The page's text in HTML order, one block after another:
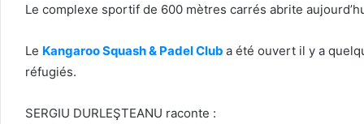
Le complexe sportif de 600 mètres carrés abrite
Le Kangaroo Squash & Padel Club a été ouvert il y a
réfugiés.
SERGIU DURLEŞTEANU raconte :